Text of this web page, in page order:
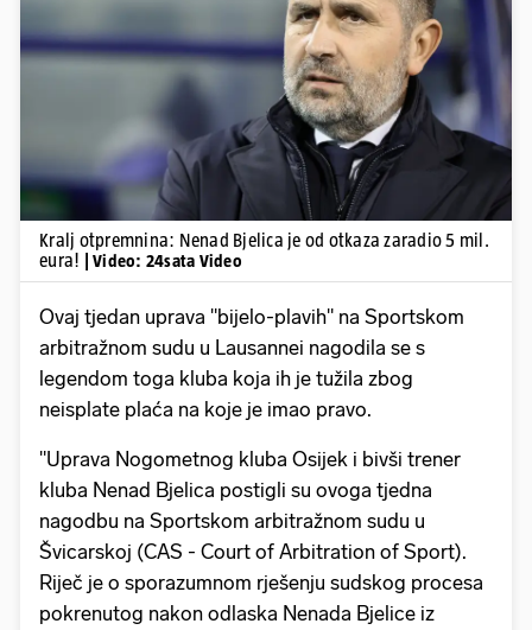
Pokretanje videa...
Kralj otpremnina: Nenad Bjelica je od otkaza zaradio 5 mil.
eura!
| Video: 24sata Video
Ovaj tjedan uprava "bijelo-plavih" na Sportskom
arbitražnom sudu u Lausannei nagodila se s
legendom toga kluba koja ih je tužila zbog
neisplate plaća na koje je imao pravo.
"Uprava Nogometnog kluba Osijek i bivši trener
kluba Nenad Bjelica postigli su ovoga tjedna
nagodbu na Sportskom arbitražnom sudu u
Švicarskoj (CAS - Court of Arbitration of Sport).
Riječ je o sporazumnom rješenju sudskog procesa
pokrenutog nakon odlaska Nenada Bjelice iz